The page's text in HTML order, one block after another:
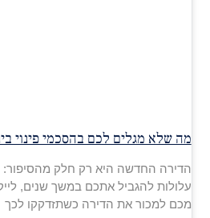
מה שלא מגלים לכם בהסכמי פינוי
הדירה החדשה היא רק חלק מהסיפור:
עלולות להגביל אתכם במשך שנים,
מכם למכור את הדירה כשתזדקקו לכך